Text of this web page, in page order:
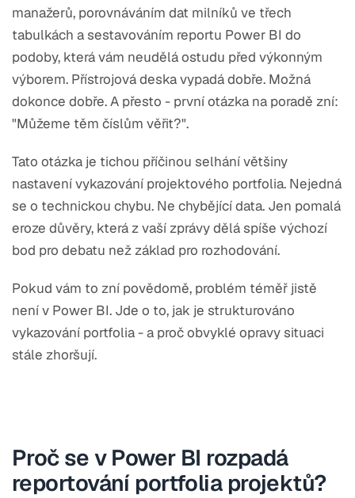
manažerů, porovnáváním dat milníků ve třech
tabulkách a sestavováním reportu Power BI do
podoby, která vám neudělá ostudu před výkonným
výborem. Přístrojová deska vypadá dobře. Možná
dokonce dobře. A přesto - první otázka na poradě zní:
"Můžeme těm číslům věřit?".
Tato otázka je tichou příčinou selhání většiny
nastavení vykazování projektového portfolia. Nejedná
se o technickou chybu. Ne chybějící data. Jen pomalá
eroze důvěry, která z vaší zprávy dělá spíše výchozí
bod pro debatu než základ pro rozhodování.
Pokud vám to zní povědomě, problém téměř jistě
není v Power BI. Jde o to, jak je strukturováno
vykazování portfolia - a proč obvyklé opravy situaci
stále zhoršují.
Proč se v Power BI rozpadá
reportování portfolia projektů?